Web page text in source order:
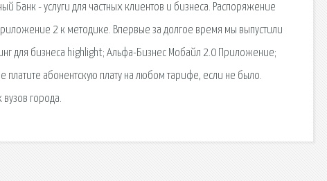
- услуги для частных клиентов и бизнеса. Распоряжение
2 к методике. Впервые за долгое время мы выпустили
для бизнеса highlight; Альфа-Бизнес Мобайл 2.0 Приложение;
абонентскую плату на любом тарифе, если не было.
вузов города.